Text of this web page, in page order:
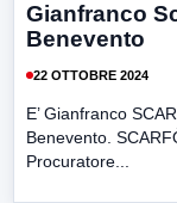
Gianfranco
Benevento
22 OTTOBRE 2024
E’ Gianfranco
Benevento.
Procuratore...